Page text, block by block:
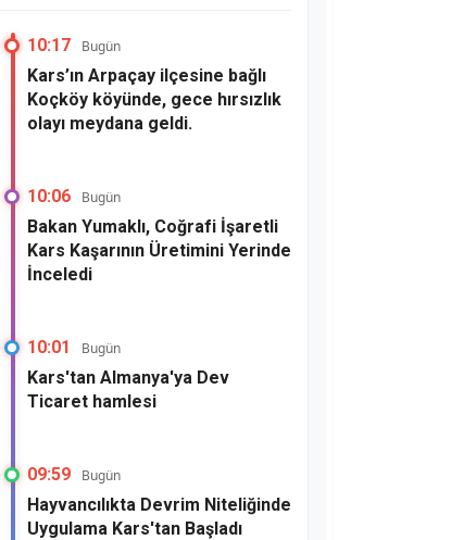
10:17 Bugün
Kars’ın Arpaçay ilçesine bağlı
Koçköy köyünde, gece hırsızlık
olayı meydana geldi.
10:06 Bugün
Bakan Yumaklı, Coğrafi İşaretli
Kars Kaşarının Üretimini Yerinde
İnceledi
10:01 Bugün
Kars'tan Almanya'ya Dev
Ticaret hamlesi
09:59 Bugün
Hayvancılıkta Devrim Niteliğinde
Uygulama Kars'tan Başladı